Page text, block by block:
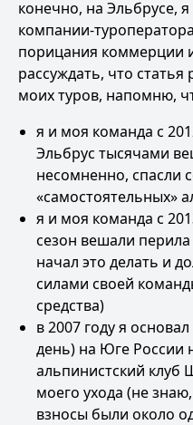
конечно, на Эльбрусе,
компании-
порицания коммерции
рассуждать, что
моих туров, напомню,
я и моя команда с
Эльбрус тысячами
несомненно, спасли
«самостоятельных»
я и моя команда с
сезон вешали
начал это делать и
силами своей
средства)
в 2007 году я
день) на Юге России
альпинистский клуб
моего ухода (не
взносы были около